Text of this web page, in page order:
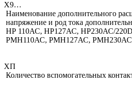
Х9…
Наименование дополнительного
напряжение и род тока
НР 110АС, НР127АС, НР230АС/
РМН110АС, РМН127АС, РМН230АС,
ХП
Количество вспомогательных